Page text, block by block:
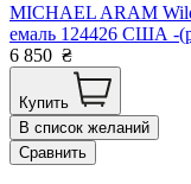
MICHAEL ARAM
емаль 124426 США -
6 850 ₴
Купить
В список желаний
Сравнить